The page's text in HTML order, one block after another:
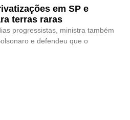
em SP e
terras raras
progressistas, ministra também
e defendeu que o